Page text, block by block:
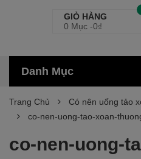
GIỎ HÀNG
0 Mục -0₫
Danh Mục
Trang Chủ
Có nên uống tảo
co-nen-uong-tao-xoan-
co-nen-uong-